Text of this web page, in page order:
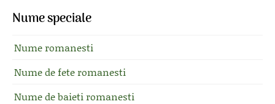
Nume speciale
Nume romanesti
Nume de fete romanesti
Nume de baieti romanesti